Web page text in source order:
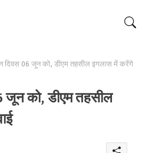
दिवस 06 जून को, डीएम तहसील इगलास में करेंगे
जून को, डीएम तहसील